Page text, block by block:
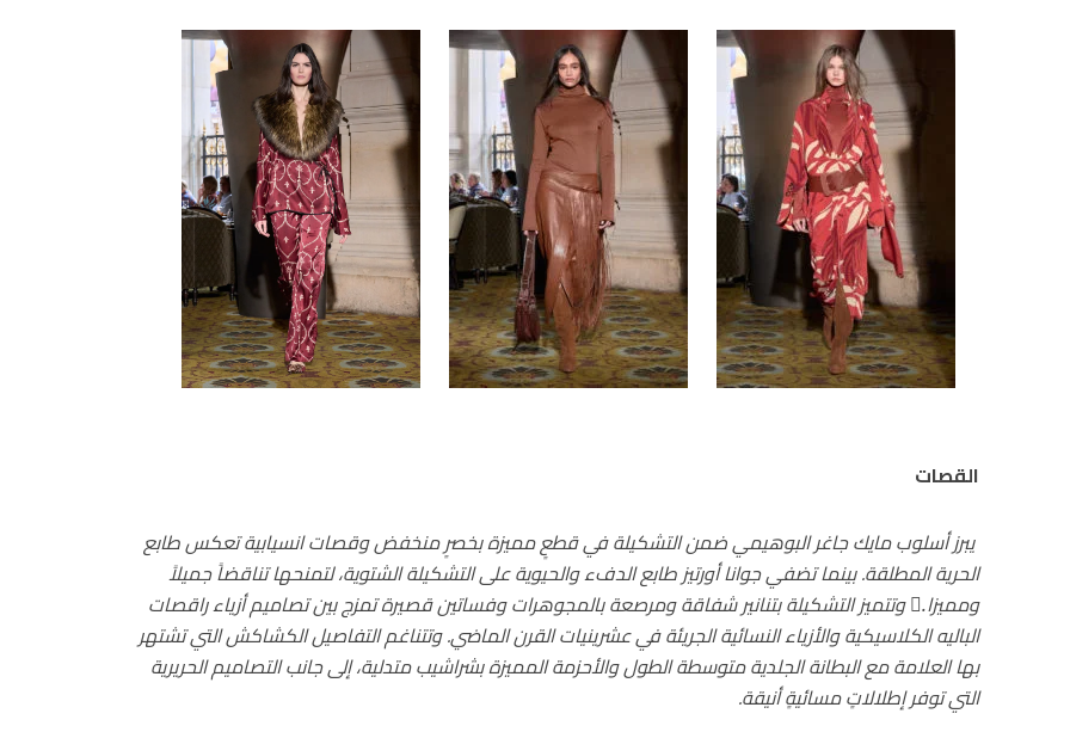
القصات
يبرز أسلوب مايك جاغر البوهيمي ضمن التشكيلة في قطعٍ مميزة بخصرٍ منخفض وقصات انسيابية تعكس طابع
الحرية المطلقة. بينما تضفي جوانا أورتيز طابع الدفء والحيوية على التشكيلة الشتوية، لتمنحها تناقضاً جميلاً
ومميزا.ً وتتميز التشكيلة بتنانير شفاقة ومرصعة بالمجوهرات وفساتين قصيرة تمزج بين تصاميم أزياء راقصات
الباليه الكلاسيكية والأزياء النسائية الجريئة في عشرينيات القرن الماضي. وتتناغم التفاصيل الكشاكش التي تشتهر
بها العلامة مع البطانة الجلدية متوسطة الطول والأحزمة المميزة بشراشيب متدلية، إلى جانب التصاميم الحريرية
التي توفر إطلالاتٍ مسائيةٍ أنيقة.